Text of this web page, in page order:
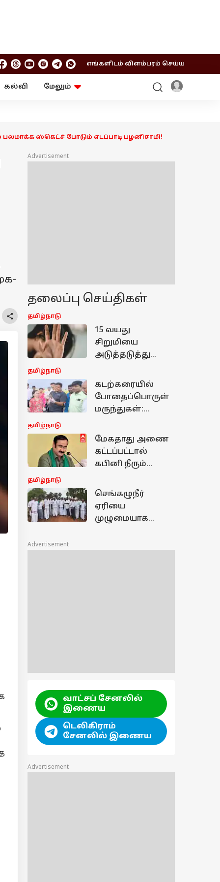
எங்களிடம் விளம்பரம் செய்ய
கல்வி
மேலும்
ஸ்கெட்ச் போடும் எடப்பாடி பழனிசாமி!
Advertisement
தலைப்பு செய்திகள்
தமிழ்நாடு
15 வயது
சிறுமியை
அடுத்தடுத்து
ஆம்புலன்ஸ்
டிரைவர் வரை
திடுக்கிடும்
பின்னணி
தமிழ்நாடு
கடற்கரையில்
போதைப்பொருள்
மருந்துகள்:
அதிகரிக்கும்
போதைப்பொருள்
அச்சுறுத்தல்
தமிழ்நாடு
மேகதாது அணை
கட்டப்பட்டால்
கபினி நீரும்
அன்புமணி
எச்சரிக்கை!
தமிழ்நாடு
செங்கழுநீர்
ஏரியை
முழுமையாக
Advertisement
வாட்சப் சேனலில்
இணைய
டெலிகிராம்
சேனலில் இணைய
Advertisement